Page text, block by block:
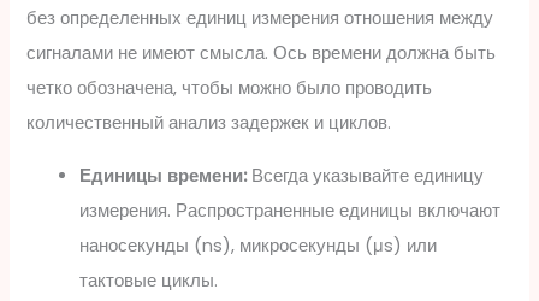
без определенных единиц измерения отношения между
сигналами не имеют смысла. Ось времени должна быть
четко обозначена, чтобы можно было проводить
количественный анализ задержек и циклов.
Единицы времени:Всегда указывайте единицу
измерения. Распространенные единицы включают
наносекунды (ns), микросекунды (μs) или
тактовые циклы.